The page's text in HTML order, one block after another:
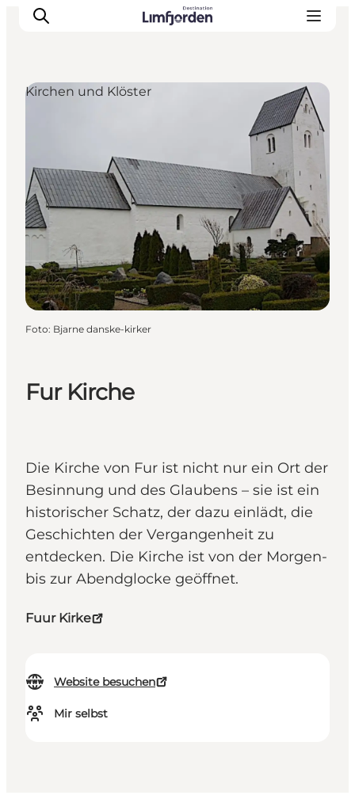
Fur Kirche
Die Kirche von Fur ist nicht nur ein Ort der
Besinnung und des Glaubens – sie ist ein
historischer Schatz, der dazu einlädt, die
Geschichten der Vergangenheit zu
entdecken. Die Kirche ist von der Morgen-
bis zur Abendglocke geöffnet.
Fuur Kirke
Website besuchen
Mir selbst
Kirchen und Klöster
Foto: Bjarne danske-kirker